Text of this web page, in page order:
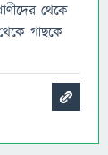
থেকে
গাছকে